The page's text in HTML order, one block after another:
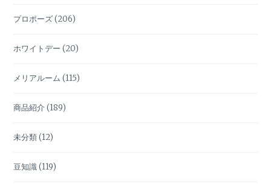
プロポーズ(206)
ホワイトデー (20)
メリアルーム (115)
商品紹介 (189)
未分類(12)
豆知識(119)